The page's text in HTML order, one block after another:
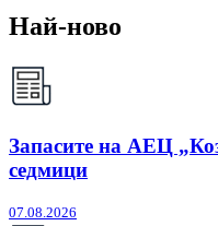
Най-ново
Запасите на АЕЦ
седмици
07.08.2026